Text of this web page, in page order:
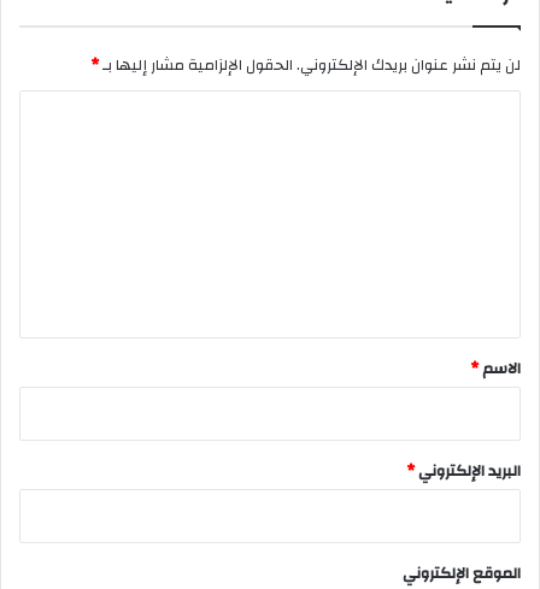
لن يتم نشر عنوان بريدك الإلكتروني.الحقول الإلزامية مشار إليها بـ*
*
الاسم*
البريد الإلكتروني*
الموقع الإلكتروني